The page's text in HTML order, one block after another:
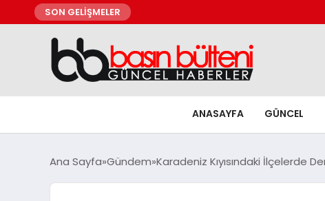
SON GELİŞMELER
ANASAYFA GÜNCEL
Ana Sayfa Gündem Karadeniz Kıyısındaki İlçelerde